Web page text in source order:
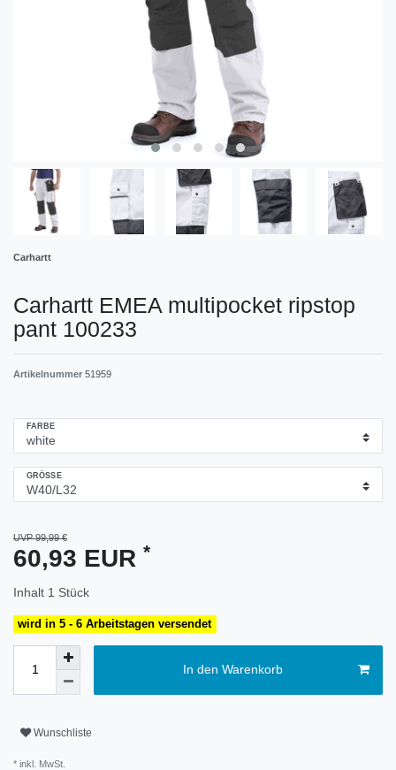
Carhartt
Carhartt EMEA multipocket ripstop
pant 100233
Artikelnummer 51959
FARBE
GRÖSSE
UVP 99,99 €
60,93 EUR *
Inhalt 1 Stück
wird in 5 - 6 Arbeitstagen versendet
In den Warenkorb
Wunschliste
* inkl. MwSt.